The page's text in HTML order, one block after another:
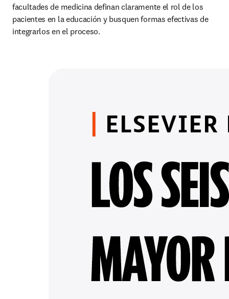
facultades de medicina definan claramente el rol de los
pacientes en la educación y busquen formas efectivas de
integrarlos en el proceso.